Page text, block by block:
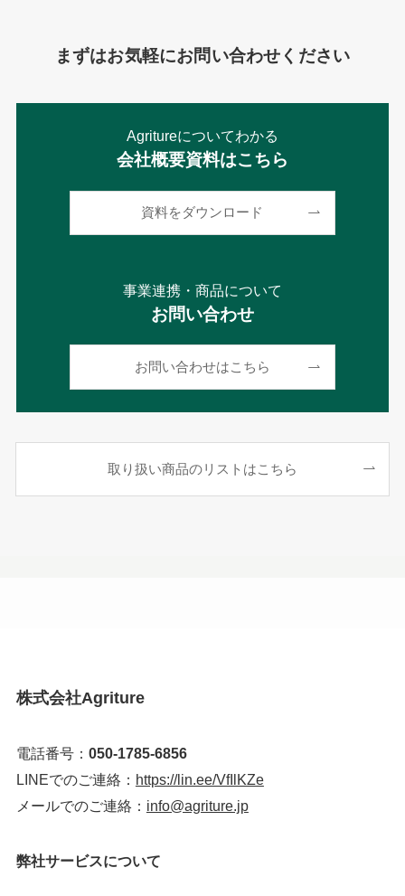
まずはお気軽にお問い合わせください
Agritureについてわかる
会社概要資料はこちら
資料をダウンロード
事業連携・商品について
お問い合わせ
お問い合わせはこちら
取り扱い商品のリストはこちら
株式会社Agriture
電話番号： 050-1785-6856
LINEでのご連絡： https://lin.ee/VfIlKZe
メールでのご連絡： info@agriture.jp
弊社サービスについて